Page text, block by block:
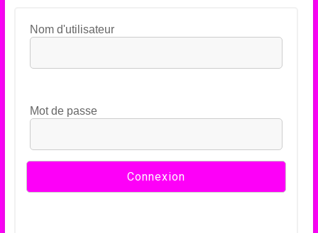
Nom d'utilisateur
Mot de passe